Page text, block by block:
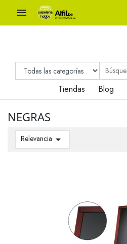

Tiendas Blog
NEGRAS
Relevancia 